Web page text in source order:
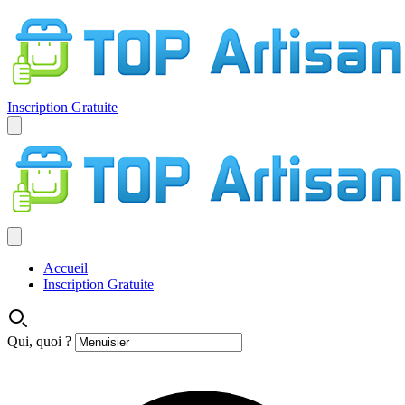
Inscription Gratuite
Accueil
Inscription Gratuite
Qui, quoi ?